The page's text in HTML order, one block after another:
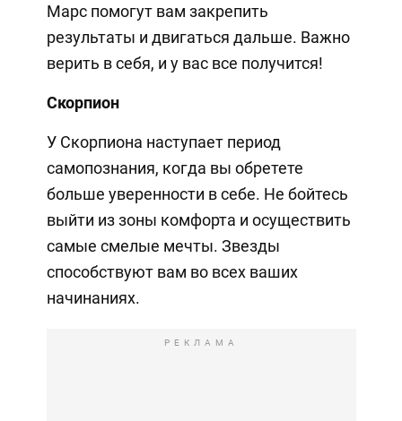
Марс помогут вам закрепить
результаты и двигаться дальше. Важно
верить в себя, и у вас все получится!
Скорпион
У Скорпиона наступает период
самопознания, когда вы обретете
больше уверенности в себе. Не бойтесь
выйти из зоны комфорта и осуществить
самые смелые мечты. Звезды
способствуют вам во всех ваших
начинаниях.
РЕКЛАМА